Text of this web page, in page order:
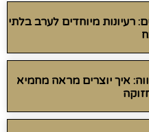
רעיונות מיוחדים לערב בלתי
איך יוצרים מראה מחמיא